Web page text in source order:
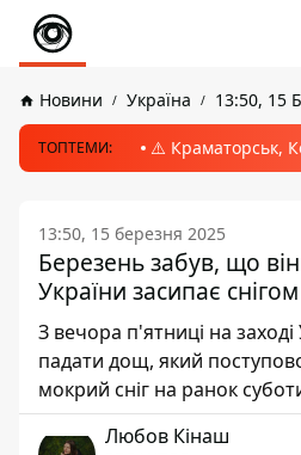
Новини Україна 13:50, 15
ТОПТЕМИ: ⚠️ Краматорськ,
13:50, 15 березня 2025
Березень забув, що
України засипає снігом
З вечора п'ятниці на
падати дощ, який
мокрий сніг на ранок
Любов Кінаш